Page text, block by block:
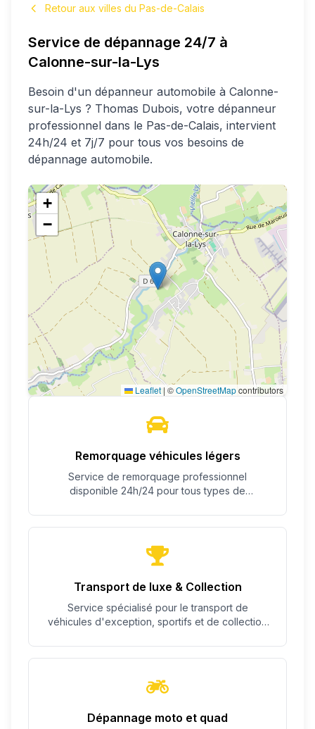
Retour aux villes du Pas-de-Calais
Service de dépannage 24/7 à
Calonne-sur-la-Lys
Besoin d'un dépanneur automobile à Calonne-
sur-la-Lys ? Thomas Dubois, votre dépanneur
professionnel dans le Pas-de-Calais, intervient
24h/24 et 7j/7 pour tous vos besoins de
dépannage automobile.
+
−
Leaflet | ©OpenStreetMapcontributors
Remorquage véhicules légers
Service de remorquage professionnel
disponible 24h/24 pour tous types de
Transport de luxe & Collection
Service spécialisé pour le transport de
véhicules d'exception, sportifs et de collection
Dépannage moto et quad